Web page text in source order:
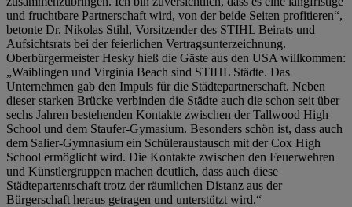
und fruchtbare Partnerschaft wird, von der beide Seiten profitieren“,
betonte Dr. Nikolas Stihl, Vorsitzender des STIHL Beirats und
Aufsichtsrats bei der feierlichen Vertragsunterzeichnung.
Oberbürgermeister Hesky hieß die Gäste aus den USA willkommen:
„Waiblingen und Virginia Beach sind STIHL Städte. Das
Unternehmen gab den Impuls für die Städtepartnerschaft. Neben
dieser starken Brücke verbinden die Städte auch die schon seit über
sechs Jahren bestehenden Kontakte zwischen der Tallwood High
School und dem Staufer-Gymasium. Besonders schön ist, dass auch
dem Salier-Gymnasium ein Schüleraustausch mit der Cox High
School ermöglicht wird. Die Kontakte zwischen den Feuerwehren
und Künstlergruppen machen deutlich, dass auch diese
Städtepartenrschaft trotz der räumlichen Distanz aus der
Bürgerschaft heraus getragen und unterstützt wird.“